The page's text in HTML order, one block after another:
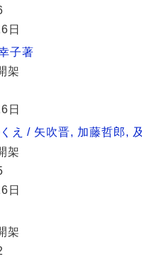
日
子著
架
日
え / 矢吹晋, 加藤哲郎,
架
日
架